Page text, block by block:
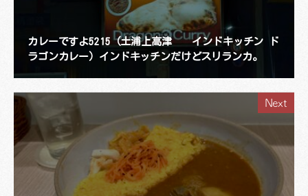
カレーですよ5215（土浦上高津 インドキッチン ド
ラゴンカレー）インドキッチンだけどスリランカ。
Next